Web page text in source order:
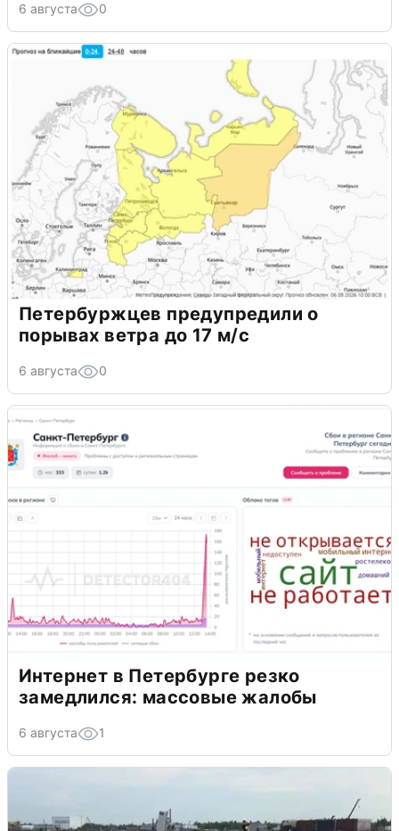
6 августа 0
Петербуржцев предупредили о
порывах ветра до 17 м/с
6 августа 0
Интернет в Петербурге резко
замедлился: массовые жалобы
6 августа 1